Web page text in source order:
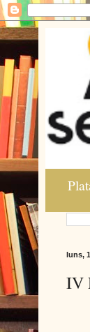
luns,
IV